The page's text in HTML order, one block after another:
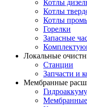
Котлы
Котлы
Котлы
Горелки
Запасные
Локальные
Станции
Запчасти и
Мембранные
Мембранные